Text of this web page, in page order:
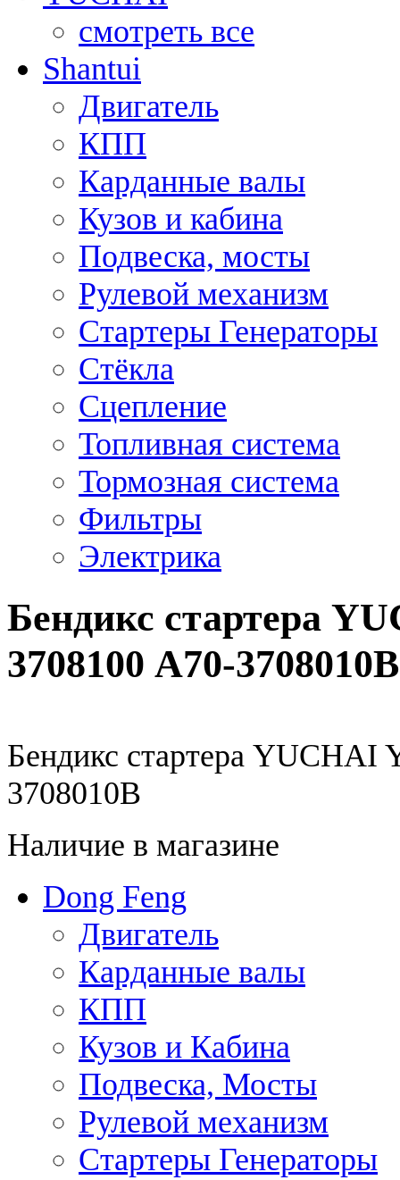
смотреть все
Shantui
Двигатель
КПП
Карданные валы
Кузов и кабина
Подвеска, мосты
Рулевой механизм
Стартеры Генераторы
Стёкла
Сцепление
Топливная система
Тормозная система
Фильтры
Электрика
Бендикс стартера
3708100 А70-3708010В
Бендикс стартера YUCHAI
3708010В
Наличие в магазине
Dong Feng
Двигатель
Карданные валы
КПП
Кузов и Кабина
Подвеска, Мосты
Рулевой механизм
Стартеры Генераторы